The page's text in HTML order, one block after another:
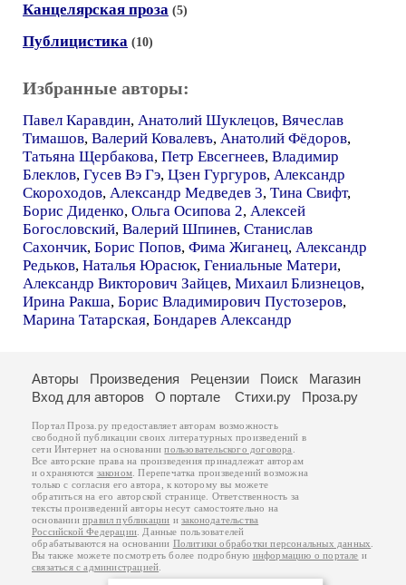
Канцелярская проза (5)
Публицистика (10)
Избранные авторы:
Павел Каравдин, Анатолий Шуклецов, Вячеслав
Тимашов, Валерий Ковалевъ, Анатолий Фёдоров,
Татьяна Щербакова, Петр Евсегнеев, Владимир
Блеклов, Гусев Вэ Гэ, Цзен Гургуров, Александр
Скороходов, Александр Медведев 3, Тина Свифт,
Борис Диденко, Ольга Осипова 2, Алексей
Богословский, Валерий Шпинев, Станислав
Сахончик, Борис Попов, Фима Жиганец, Александр
Редьков, Наталья Юрасюк, Гениальные Матери,
Александр Викторович Зайцев, Михаил Близнецов,
Ирина Ракша, Борис Владимирович Пустозеров,
Марина Татарская, Бондарев Александр
Авторы Произведения Рецензии Поиск
Магазин
Вход для авторов
О портале Стихи.ру Проза.ру
Портал Проза.ру предоставляет авторам возможность
свободной публикации своих литературных произведений в
сети Интернет на основаниипользовательского договора
Все авторские права на произведения принадлежат авторам
и охраняются законом . Перепечатка произведений возможна
только с согласия его автора, к которому вы можете
обратиться на его авторской странице. Ответственность за
тексты произведений авторы несут самостоятельно на
основанииправил публикации изаконодательства
Российской Федерации . Данные пользователей
обрабатываются на основании Политики обработки персональных данных
Вы также можете посмотреть более подробную информацию о портале и
связаться с администрацией